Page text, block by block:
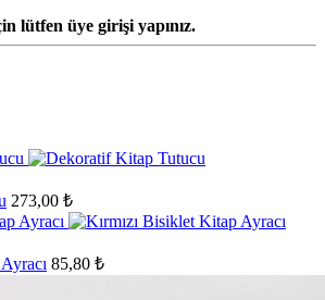
lütfen üye girişi yapınız.
273,00 ₺
85,80 ₺